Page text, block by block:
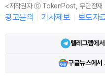
<저작권자 ⓒ TokenPost, 무단전재
광고문의 기사제보 보도자
텔레그램에
구글뉴스에서